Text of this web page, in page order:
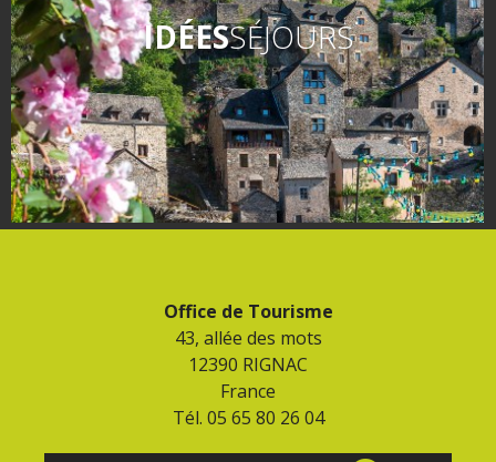
IDÉESSÉJOURS
Office de Tourisme
43, allée des mots
12390 RIGNAC
France
Tél. 05 65 80 26 04